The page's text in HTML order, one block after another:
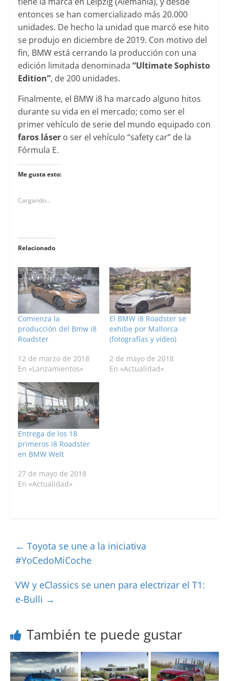
entonces se han comercializado más 20.000
unidades. De hecho la unidad que marcó ese hito
se produjo en diciembre de 2019. Con motivo del
fin, BMW está cerrando la producción con una
edición limitada denominada “Ultimate Sophisto
Edition”, de 200 unidades.
Finalmente, el BMW i8 ha marcado alguno hitos
durante su vida en el mercado; como ser el
primer vehículo de serie del mundo equipado con
faros lásero ser el vehículo “safety car” de la
Fórmula E.
Me gusta esto:
Cargando...
Relacionado
Comienza la
producción del Bmw i8
Roadster
12 de marzo de 2018
En «Lanzamientos»
El BMW i8 Roadster se
exhibe por Mallorca
(fotografías y video)
2 de mayo de 2018
En «Actualidad»
Entrega de los 18
primeros i8 Roadster
en BMW Welt
27 de mayo de 2018
En «Actualidad»
← Toyota se une a la iniciativa
#YoCedoMiCoche
VW y eClassics se unen para electrizar el T1:
e-Bulli →
También te puede gustar